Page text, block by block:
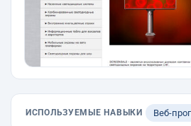
ИСПОЛЬЗУЕМЫЕ НАВЫКИ Веб-